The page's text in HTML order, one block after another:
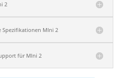
2
Spezifikationen MIni 2
für MIni 2